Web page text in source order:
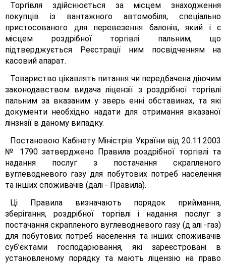
Торгівля здійснюється за місцем знаходження
покупців із вантажного автомобіля, спеціально
пристосованого для перевезення балонів, який і є
місцем роздрібної торгівлі пальним, що
підтверджується Реєстрації ним посвідченням на
касовий апарат.
Товариство цікавлять питання чи передбачена діючим
законодавством видача ліцензії з роздрібної торгівлі
пальним за вказаним у зверь енні обставинах, та які
документи необхідно надати для отримання вказаної
лінзнзії в даному випадку.
Постановою Кабінету Міністрів України від 20.11.2003
№ 1790 затверджено Правила роздрібної торгівлі та
надання послуг з постачання скрапленого
вуглеводневого газу для побутових потреб населення
та інших споживачів (далі - Правила).
Ці Правила визначають порядок приймання,
зберігання, роздрібної торгівлі і надання послуг з
постачання скрапленого вуглеводневого газу (д алі -газ)
для побутових потреб населення та інших споживачів
суб’єктами господарювання, які зареєстровані в
установленому порядку та мають ліцензію на право